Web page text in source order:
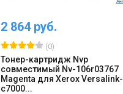
2 864 руб.
(0)
Тонер-картридж Nvp
совместимый Nv-106r03767
Magenta для Xerox Versalink-
c7000...